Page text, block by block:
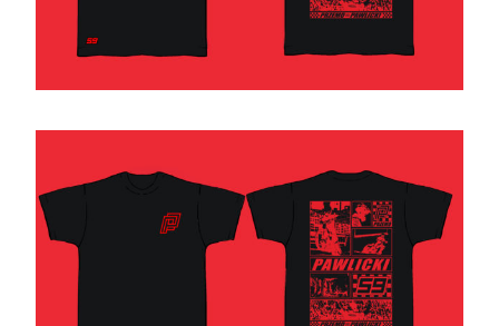
KONTAKT